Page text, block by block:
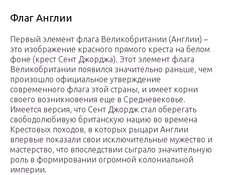
Флаг Англии
Первый элемент флага Великобритании (Англии) –
это изображение красного прямого креста на белом
фоне (крест Сент Джорджа). Этот элемент флага
Великобритании появился значительно раньше, чем
произошло официальное утверждение
современного флага этой страны, и имеет корни
своего возникновения еще в Средневековье.
Имеется версия, что Сент Джордж стал оберегать
свободолюбивую британскую нацию во времена
Крестовых походов, в которых рыцари Англии
впервые показали свои исключительные мужество и
мастерство, что впоследствии сыграло значительную
роль в формировании огромной колониальной
империи.